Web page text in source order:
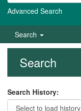
Advanced Search
Search
Search
Search History: